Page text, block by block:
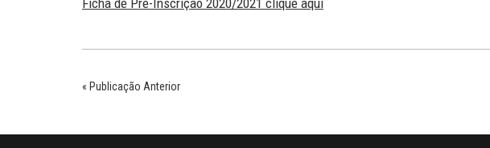
« Publicação Anterior